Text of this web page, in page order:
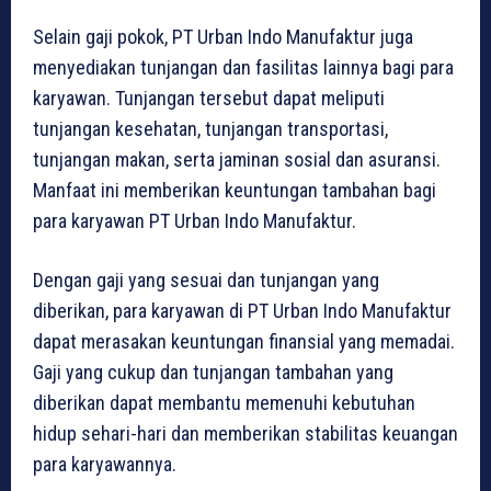
Selain gaji pokok, PT Urban Indo Manufaktur juga
menyediakan tunjangan dan fasilitas lainnya bagi para
karyawan. Tunjangan tersebut dapat meliputi
tunjangan kesehatan, tunjangan transportasi,
tunjangan makan, serta jaminan sosial dan asuransi.
Manfaat ini memberikan keuntungan tambahan bagi
para karyawan PT Urban Indo Manufaktur.
Dengan gaji yang sesuai dan tunjangan yang
diberikan, para karyawan di PT Urban Indo Manufaktur
dapat merasakan keuntungan finansial yang memadai.
Gaji yang cukup dan tunjangan tambahan yang
diberikan dapat membantu memenuhi kebutuhan
hidup sehari-hari dan memberikan stabilitas keuangan
para karyawannya.